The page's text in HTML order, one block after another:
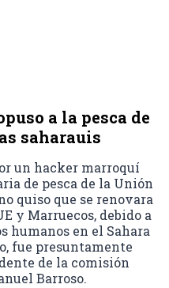
a la pesca de
saharauis
un hacker marroquí
de pesca de la Unión
quiso que se renovara
y Marruecos, debido a
humanos en el Sahara
fue presuntamente
de la comisión
Barroso.